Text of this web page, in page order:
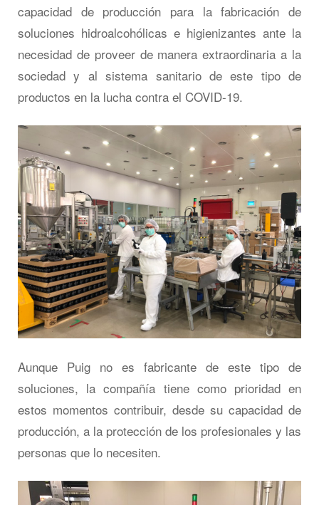
capacidad de producción para la fabricación de
soluciones hidroalcohólicas e higienizantes ante la
necesidad de proveer de manera extraordinaria a la
sociedad y al sistema sanitario de este tipo de
productos en la lucha contra el COVID-19.
Aunque Puig no es fabricante de este tipo de
soluciones, la compañía tiene como prioridad en
estos momentos contribuir, desde su capacidad de
producción, a la protección de los profesionales y las
personas que lo necesiten.